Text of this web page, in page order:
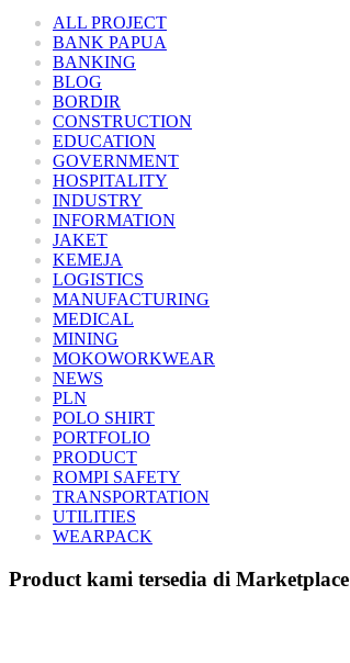
ALL PROJECT
BANK PAPUA
BANKING
BLOG
BORDIR
CONSTRUCTION
EDUCATION
GOVERNMENT
HOSPITALITY
INDUSTRY
INFORMATION
JAKET
KEMEJA
LOGISTICS
MANUFACTURING
MEDICAL
MINING
MOKOWORKWEAR
NEWS
PLN
POLO SHIRT
PORTFOLIO
PRODUCT
ROMPI SAFETY
TRANSPORTATION
UTILITIES
WEARPACK
Product kami tersedia di Marketplace